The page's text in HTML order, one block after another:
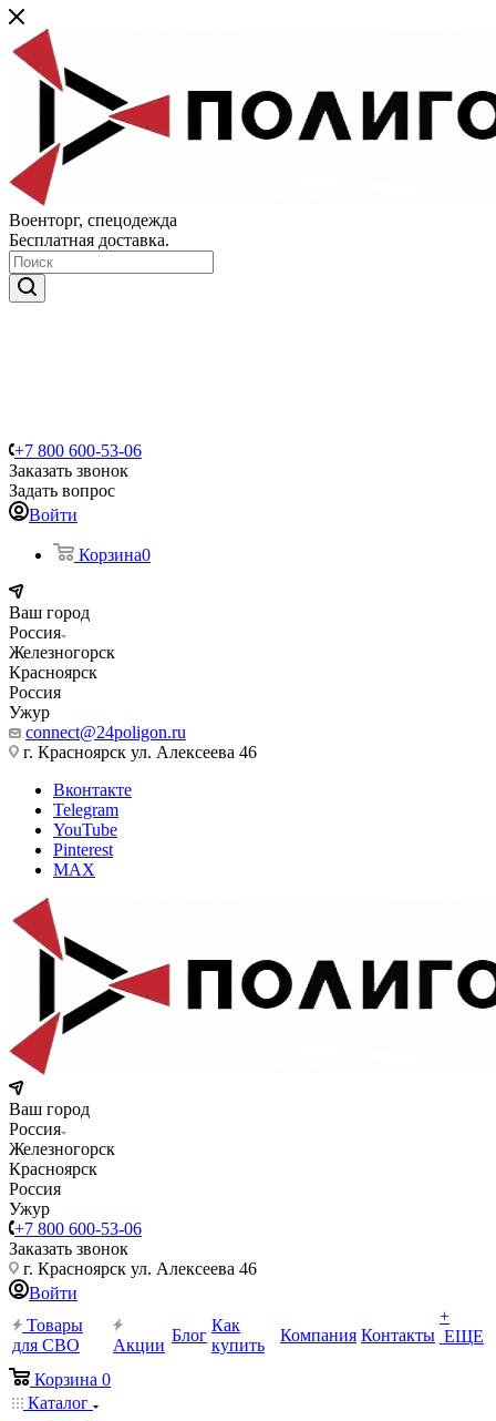
Военторг, спецодежда
Бесплатная доставка.
+7 800 600-53-06
Заказать звонок
Задать вопрос
Войти
Корзина0
Ваш город
Россия
Железногорск
Красноярск
Россия
Ужур
connect@24poligon.ru
г. Красноярск ул. Алексеева 46
Вконтакте
Telegram
YouTube
Pinterest
MAX
Ваш город
Россия
Железногорск
Красноярск
Россия
Ужур
+7 800 600-53-06
Заказать звонок
г. Красноярск ул. Алексеева 46
Войти
Товары
для СВО
Акции
Блог
Как
купить
Компания Контакты
+
ЕЩЕ
Корзина 0
Каталог